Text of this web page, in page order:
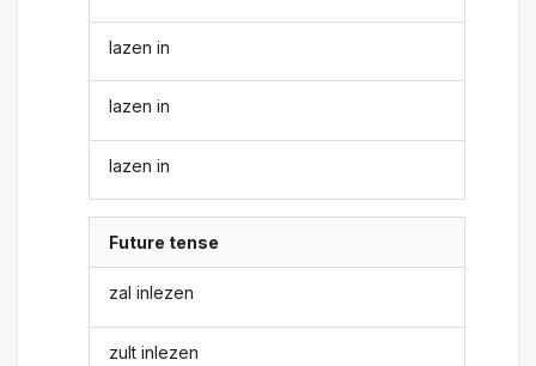
lazen in
lazen in
lazen in
Future tense
zal inlezen
zult inlezen